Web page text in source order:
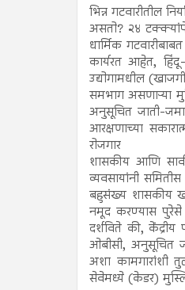
भिन्न गटवारीतील
असतो? २४
धार्मिक
कार्यरत आहेत,
उद्योगामधील
समभाग असणाऱ्या
अनुसूचित जाती-
आरक्षणाच्या
रोजगार
शासकीय आणि
व्यवसायांनी
बहुसंख्य शासकीय
नमूद करण्यास पुरेसे
दर्शविते की, केंद्रीय
ओबीसी, अनुसूचित
अशा कामगारांशी
सेवेमध्ये (केडर)